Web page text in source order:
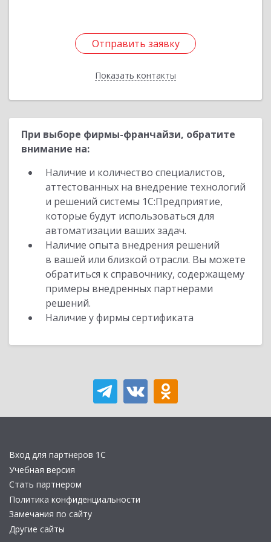
Отправить заявку
Показать контакты
Отправить заявку
Назад
При выборе фирмы-франчайзи, обратите
внимание на:
Наличие и количество специалистов,
аттестованных на внедрение технологий
и решений системы 1С:Предприятие,
которые будут использоваться для
автоматизации ваших задач.
Наличие опыта внедрения решений
в вашей или близкой отрасли. Вы можете
обратиться к справочнику, содержащему
примеры внедренных партнерами
решений.
Наличие у фирмы сертификата
Вход для партнеров 1С
Учебная версия
Стать партнером
Политика конфиденциальности
Замечания по сайту
Другие сайты